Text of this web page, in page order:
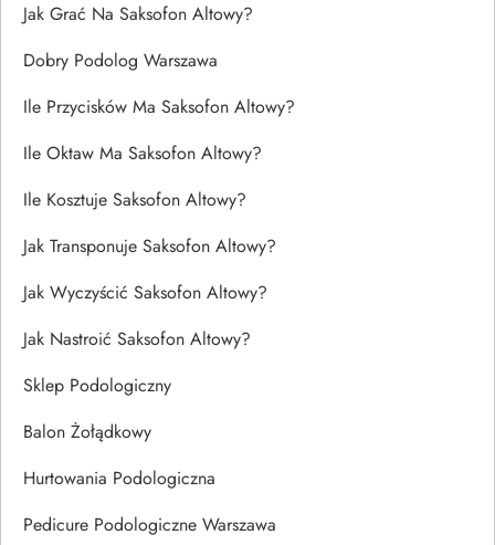
Jak Grać Na Saksofon Altowy?
Dobry Podolog Warszawa
Ile Przycisków Ma Saksofon Altowy?
Ile Oktaw Ma Saksofon Altowy?
Ile Kosztuje Saksofon Altowy?
Jak Transponuje Saksofon Altowy?
Jak Wyczyścić Saksofon Altowy?
Jak Nastroić Saksofon Altowy?
Sklep Podologiczny
Balon Żołądkowy
Hurtowania Podologiczna
Pedicure Podologiczne Warszawa